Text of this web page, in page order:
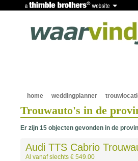
home weddingplanner
Trouwauto's in de
Er zijn 15 objecten gevonden in de
Audi TTS Cabrio
Al vanaf slechts € 549.00